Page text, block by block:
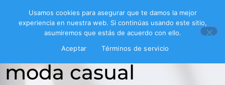
/ Productos etiquetados “moda casual”
moda casual
Usamos cookies para asegurar que te damos la mejor
experiencia en nuestra web. Si continúas usando este sitio,
asumiremos que estás de acuerdo con ello.
Aceptar
Términos de servicio